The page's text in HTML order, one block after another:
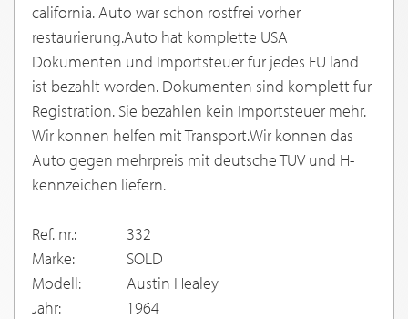
california. Auto war schon rostfrei vorher
restaurierung.Auto hat komplette USA
Dokumenten und Importsteuer fur jedes EU land
ist bezahlt worden. Dokumenten sind komplett fur
Registration. Sie bezahlen kein Importsteuer mehr.
Wir konnen helfen mit Transport.Wir konnen das
Auto gegen mehrpreis mit deutsche TUV und H-
kennzeichen liefern.
Ref. nr.:
332
Marke:
SOLD
Modell:
Austin Healey
Jahr:
1964